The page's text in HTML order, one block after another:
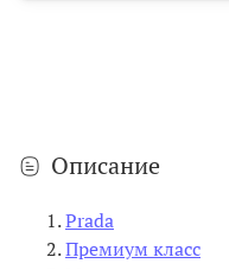
Описание
Prada
Премиум класс